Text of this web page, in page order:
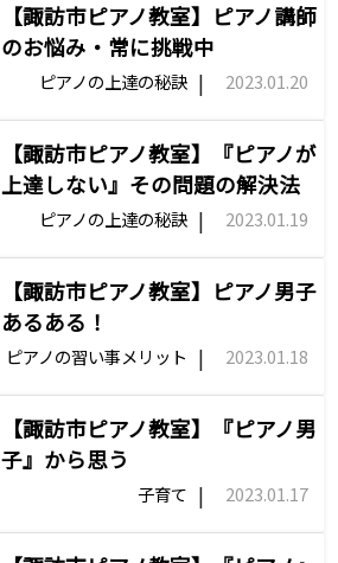
【諏訪市ピアノ教室】ピアノ講師
のお悩み・常に挑戦中
ピアノの上達の秘訣 | 2023.01.20
【諏訪市ピアノ教室】『ピアノが
上達しない』その問題の解決法
ピアノの上達の秘訣 | 2023.01.19
【諏訪市ピアノ教室】ピアノ男子
あるある！
ピアノの習い事メリット | 2023.01.18
【諏訪市ピアノ教室】『ピアノ男
子』から思う
子育て | 2023.01.17